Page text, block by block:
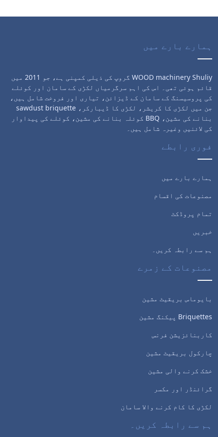
ہمارے بارے میں
WOOD machinery Shuliy گروپ کی ذیلی کمپنی ہے، جو 2011 میں
قائم ہوئی تھی۔ اس کی اہم سرگرمیاں لکڑی کے سامان اور کوئلے
کی پروسیسنگ کے سامان کے ڈیزائن، تیاری اور فروخت شامل ہیں،
جن میں لکڑی کا کریشر، لکڑی کا ڈیبارکر، sawdust briquette
بنانے کی مشین، BBQ کوئلہ بنانے کی مشین، کوئلے کی پیداوار
کی لائنیں وغیرہ شامل ہیں۔
فوری رابطے
ہمارے بارے میں
مصنوعات کی اقسام
تمام پروڈکٹ
خبریں
ہم سے رابطہ کریں۔
مصنوعات کے زمرے
بایوماس بریقیٹ مشین
Briquettes پیکنگ مشین
کاربنائزیشن فرنس
چارکول بریقیٹ مشین
خشک کرنے والی مشین
گرائنڈر اور مکسر
لکڑی کا کام کرنے والا سامان
ہم سے رابطہ کریں۔